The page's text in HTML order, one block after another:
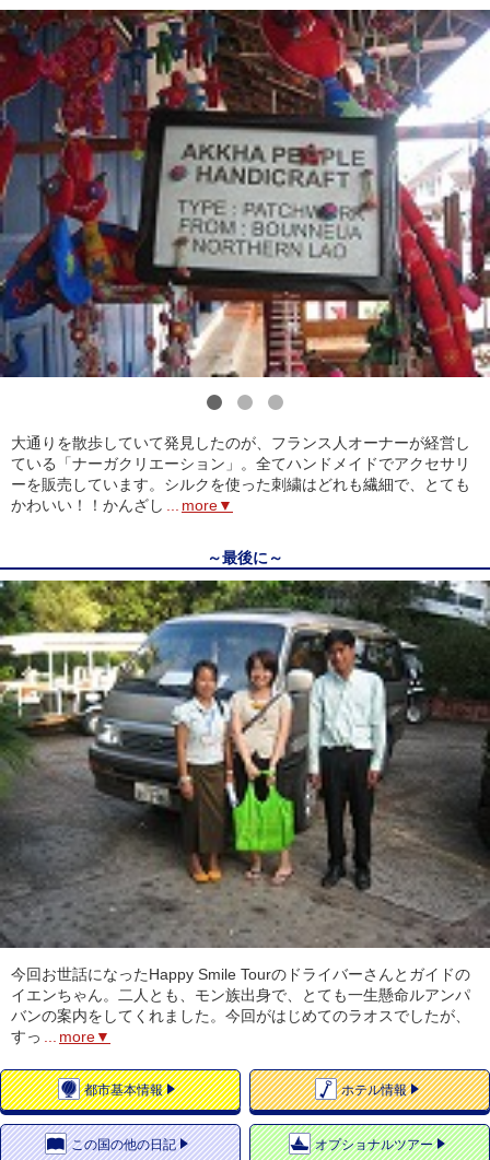
大通りを散歩していて発見したのが、フランス人オーナーが経営し
ている「ナーガクリエーション」。全てハンドメイドでアクセサリ
ーを販売しています。シルクを使った刺繍はどれも繊細で、とても
かわいい！！かんざし
more▼
～最後に～
今回お世話になったHappy Smile Tourのドライバーさんとガイドの
イエンちゃん。二人とも、モン族出身で、とても一生懸命ルアンパ
バンの案内をしてくれました。今回がはじめてのラオスでしたが、
すっ
more▼
都市基本情報 ホテル情報
この国の他の日記 オプショナルツアー